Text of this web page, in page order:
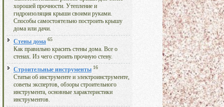
хорошей прочности. Утепление и
гидроизоляция крыши своими руками.
Способы самостоятельно построить крышу
дома или дачи.
Стены дома 65
Как правильно красить стены дома. Все о
стенах. Из чего строить прочную стену.
Строительные инструменты 16
Статьи об инструменте и электроинструменте,
советы экспертов, обзоры строительного
инструмента, основные характеристики
инструментов.